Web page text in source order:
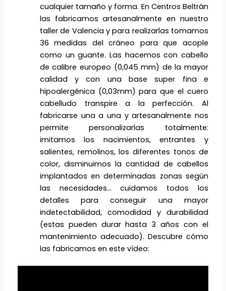
cualquier tamaño y forma. En Centros Beltrán
las fabricamos artesanalmente en nuestro
taller de Valencia y para realizarlas tomamos
36 medidas del cráneo para que acople
como un guante. Las hacemos con cabello
de calibre europeo (0,045 mm) de la mayor
calidad y con una base super fina e
hipoalergénica (0,03mm) para que el cuero
cabelludo transpire a la perfección. Al
fabricarse una a una y artesanalmente nos
permite personalizarlas totalmente:
imitamos los nacimientos, entrantes y
salientes, remolinos, los diferentes tonos de
color, disminuimos la cantidad de cabellos
implantados en determinadas zonas según
las necesidades… cuidamos todos los
detalles para conseguir una mayor
indetectabilidad, comodidad y durabilidad
(estas pueden durar hasta 3 años con el
mantenimiento adecuado). Descubre cómo
las fabricamos en este vídeo: